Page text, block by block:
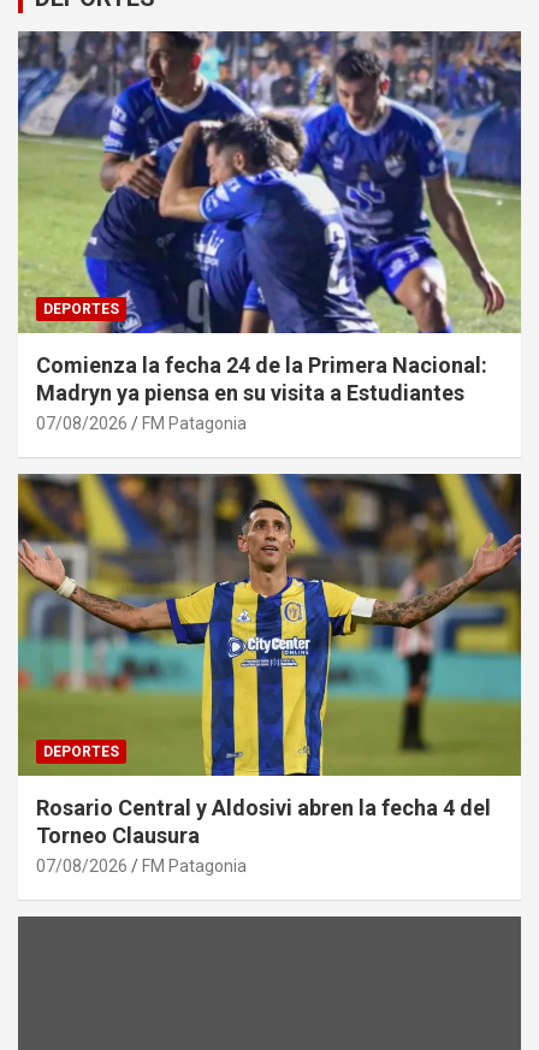
DEPORTES
Comienza la fecha 24 de la Primera Nacional:
Madryn ya piensa en su visita a Estudiantes
07/08/2026 FM Patagonia
DEPORTES
Rosario Central y Aldosivi abren la fecha 4 del
Torneo Clausura
07/08/2026 FM Patagonia